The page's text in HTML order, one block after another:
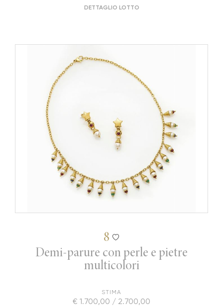
DETTAGLIO LOTTO
8
Demi-parure con perle e pietre
multicolori
STIMA
€ 1.700,00 / 2.700,00